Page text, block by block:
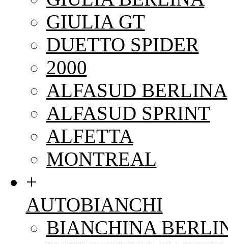
GIULIA GT
DUETTO SPIDER
2000
ALFASUD BERLINA
ALFASUD SPRINT
ALFETTA
MONTREAL
+
AUTOBIANCHI
BIANCHINA